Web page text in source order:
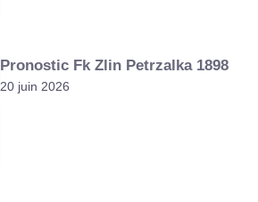
Pronostic Fk Zlin Petrzalka 1898
20 juin 2026